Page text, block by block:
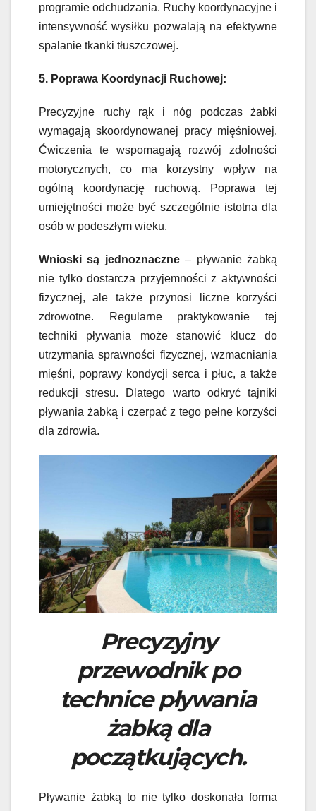
programie odchudzania. Ruchy koordynacyjne i
intensywność wysiłku pozwalają na efektywne
spalanie tkanki tłuszczowej.
5. Poprawa Koordynacji Ruchowej:
Precyzyjne ruchy rąk i nóg podczas żabki
wymagają skoordynowanej pracy mięśniowej.
Ćwiczenia te wspomagają rozwój zdolności
motorycznych, co ma korzystny wpływ na
ogólną koordynację ruchową. Poprawa tej
umiejętności może być szczególnie istotna dla
osób w podeszłym wieku.
Wnioski są jednoznaczne– pływanie żabką
nie tylko dostarcza przyjemności z aktywności
fizycznej, ale także przynosi liczne korzyści
zdrowotne. Regularne praktykowanie tej
techniki pływania może stanowić klucz do
utrzymania sprawności fizycznej, wzmacniania
mięśni, poprawy kondycji serca i płuc, a także
redukcji stresu. Dlatego warto odkryć tajniki
pływania żabką i czerpać z tego pełne korzyści
dla zdrowia.
Precyzyjny
przewodnik po
technice pływania
żabką dla
początkujących.
Pływanie żabką to nie tylko doskonała forma